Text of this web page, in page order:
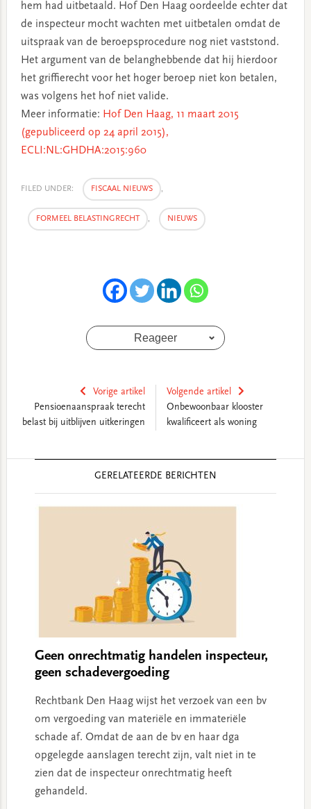
hem had uitbetaald. Hof Den Haag oordeelde echter dat
de inspecteur mocht wachten met uitbetalen omdat de
uitspraak van de beroepsprocedure nog niet vaststond.
Het argument van de belanghebbende dat hij hierdoor
het griffierecht voor het hoger beroep niet kon betalen,
was volgens het hof niet valide.
Meer informatie: Hof Den Haag, 11 maart 2015
(gepubliceerd op 24 april 2015),
ECLI:NL:GHDHA:2015:960
FILED UNDER: FISCAAL NIEUWS ,
FORMEEL BELASTINGRECHT , NIEUWS
Reageer
Vorige artikel
Pensioenaanspraak terecht
belast bij uitblijven uitkeringen
Volgende artikel
Onbewoonbaar klooster
kwalificeert als woning
GERELATEERDE BERICHTEN
Geen onrechtmatig handelen inspecteur,
geen schadevergoeding
Rechtbank Den Haag wijst het verzoek van een bv
om vergoeding van materiële en immateriële
schade af. Omdat de aan de bv en haar dga
opgelegde aanslagen terecht zijn, valt niet in te
zien dat de inspecteur onrechtmatig heeft
gehandeld.